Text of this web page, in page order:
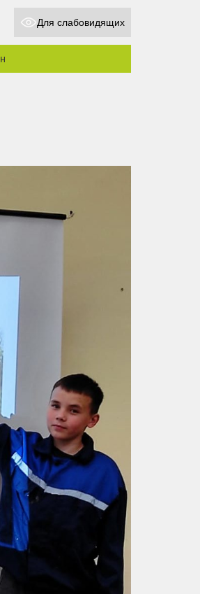
Для слабовидящих